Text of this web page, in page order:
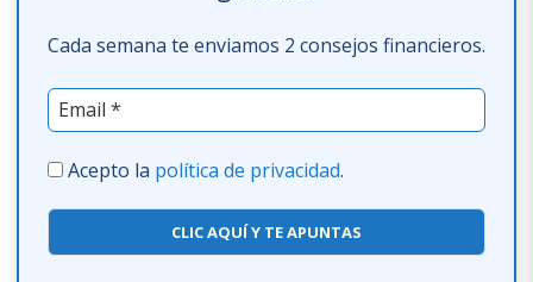
Cada semana te enviamos 2 consejos financieros.
Acepto la política de privacidad.
CLIC AQUÍ Y TE APUNTAS